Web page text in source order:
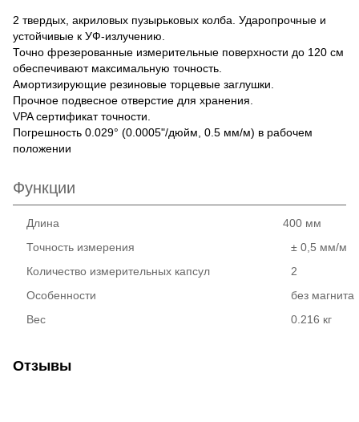
2 твердых, акриловых пузырьковых колба. Ударопрочные и
устойчивые к УФ-излучению.
Точно фрезерованные измерительные поверхности до 120 см
обеспечивают максимальную точность.
Амортизирующие резиновые торцевые заглушки.
Прочное подвесное отверстие для хранения.
VPA сертификат точности.
Погрешность 0.029° (0.0005"/дюйм, 0.5 мм/м) в рабочем
положении
Функции
Длина
400 мм
Точность измерения
± 0,5 мм/м
Количество измерительных капсул
2
Особенности
без магнита
Вес
0.216 кг
Отзывы